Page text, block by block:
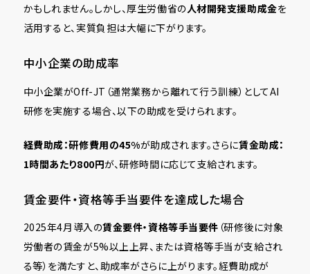
かもしれません。しかし、厚生労働省の人材開発支援助成金を
活用すると、実質負担は大幅に下がります。
中小企業の助成率
中小企業がOff-JT（通常業務から離れて行う訓練）としてAI
研修を実施する場合、以下の助成を受けられます。
経費助成：研修費用の45%が助成されます。さらに賃金助成：
1時間あたり800円が、研修時間に応じて支給されます。
賃金要件・資格等手当要件を達成した場合
2025年4月導入の賃金要件・資格等手当要件 （研修後に対象
労働者の賃金が5%以上上昇、または資格等手当が支給され
る等）を満たすと、助成率がさらに上がります。経費助成が